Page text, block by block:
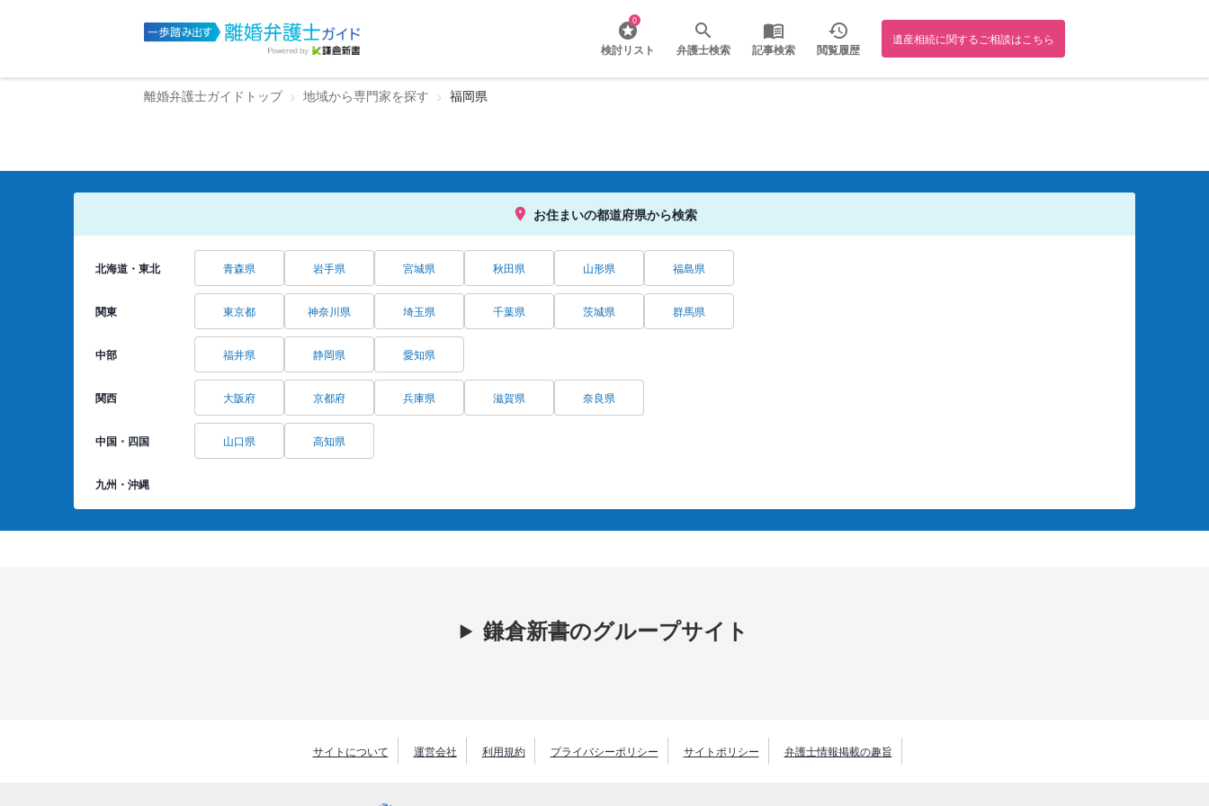
0
検討リスト 弁護士検索 記事検索 閲覧履歴
遺産相続に関するご相談はこちら
離婚弁護士ガイドトップ 地域から専門家を探す 福岡県
お住まいの都道府県から検索
北海道・東北 青森県 岩手県 宮城県 秋田県 山形県 福島県
関東 東京都 神奈川県 埼玉県 千葉県 茨城県 群馬県
中部 福井県 静岡県 愛知県
関西 大阪府 京都府 兵庫県 滋賀県 奈良県
中国・四国 山口県 高知県
九州・沖縄
鎌倉新書のグループサイト
サイトについて 運営会社 利用規約 プライバシーポリシー サイトポリシー 弁護士情報掲載の趣旨